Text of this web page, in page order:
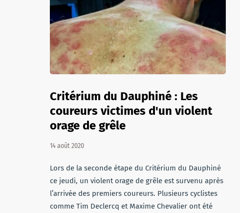
Critérium du Dauphiné : Les
coureurs victimes d'un violent
orage de grêle
14 août 2020
Lors de la seconde étape du Critérium du Dauphiné
ce jeudi, un violent orage de grêle est survenu après
l’arrivée des premiers coureurs. Plusieurs cyclistes
comme Tim Declercq et Maxime Chevalier ont été